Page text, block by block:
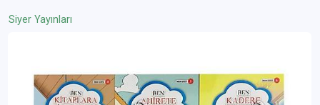
Siyer Yayınları